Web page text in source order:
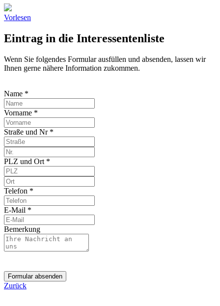
Vorlesen
Eintrag in die Interessentenliste
Wenn Sie folgendes Formular ausfüllen und absenden, lassen wir
Ihnen gerne nähere Information zukommen.
Name *
Vorname *
Straße und Nr *
PLZ und Ort *
Telefon *
E-Mail *
Bemerkung
Formular absenden
Zurück